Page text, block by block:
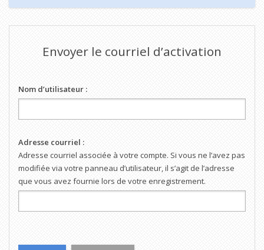
Envoyer le courriel d’activation
Nom d’utilisateur :
Adresse courriel :
Adresse courriel associée à votre compte. Si vous ne l’avez pas
modifiée via votre panneau d’utilisateur, il s’agit de l’adresse
que vous avez fournie lors de votre enregistrement.